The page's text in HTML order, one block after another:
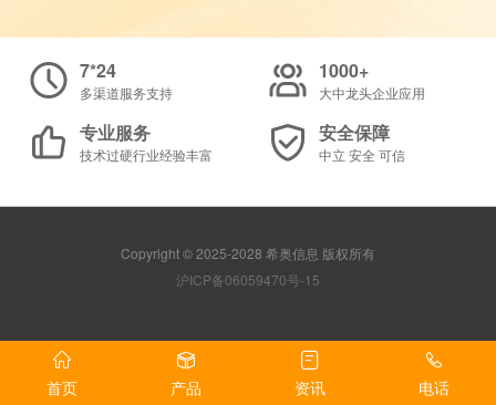
7*24
多渠道服务支持
专业服务
技术过硬行业经验丰富
1000+
大中龙头企业应用
安全保障
中立 安全 可信
Copyright © 2025-2028 希奥信息 版权所有
沪ICP备06059470号-15
首页 产品 资讯 电话